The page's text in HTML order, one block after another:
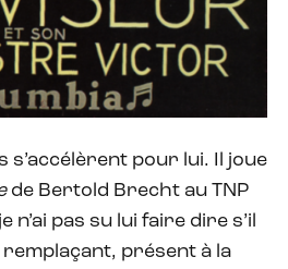
s’accélèrent pour lui. Il joue
de Bertold Brecht au TNP
n’ai pas su lui faire dire s’il
présent à la